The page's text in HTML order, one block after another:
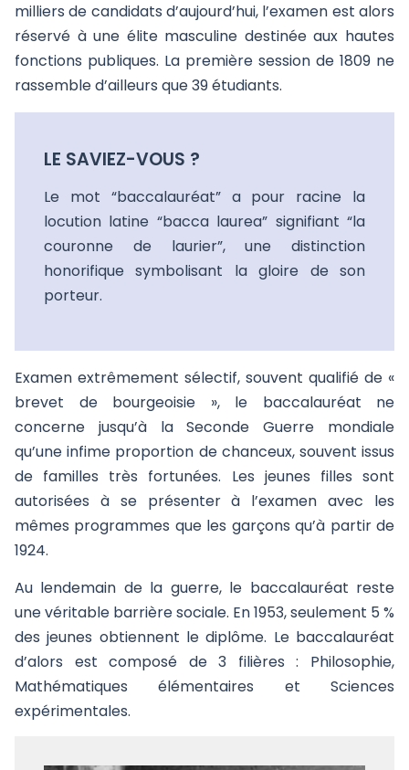
milliers de candidats d’aujourd’hui, l’examen est alors
réservé à une élite masculine destinée aux hautes
fonctions publiques. La première session de 1809 ne
rassemble d’ailleurs que 39 étudiants.
LE SAVIEZ-VOUS ?
Le mot “baccalauréat” a pour racine la
locution latine “bacca laurea” signifiant “la
couronne de laurier”, une distinction
honorifique symbolisant la gloire de son
porteur.
Examen extrêmement sélectif, souvent qualifié de «
brevet de bourgeoisie », le baccalauréat ne
concerne jusqu’à la Seconde Guerre mondiale
qu’une infime proportion de chanceux, souvent issus
de familles très fortunées. Les jeunes filles sont
autorisées à se présenter à l’examen avec les
mêmes programmes que les garçons qu’à partir de
1924.
Au lendemain de la guerre, le baccalauréat reste
une véritable barrière sociale. En 1953, seulement 5 %
des jeunes obtiennent le diplôme. Le baccalauréat
d’alors est composé de 3 filières : Philosophie,
Mathématiques élémentaires et Sciences
expérimentales.